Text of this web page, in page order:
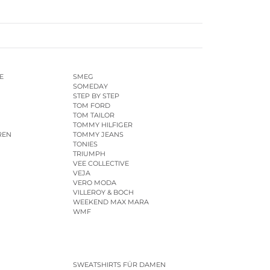
SMEG
SOMEDAY
STEP BY STEP
TOM FORD
TOM TAILOR
TOMMY HILFIGER
TOMMY JEANS
TONIES
TRIUMPH
VEE COLLECTIVE
VEJA
VERO MODA
VILLEROY & BOCH
WEEKEND MAX MARA
WMF
SWEATSHIRTS FÜR DAMEN